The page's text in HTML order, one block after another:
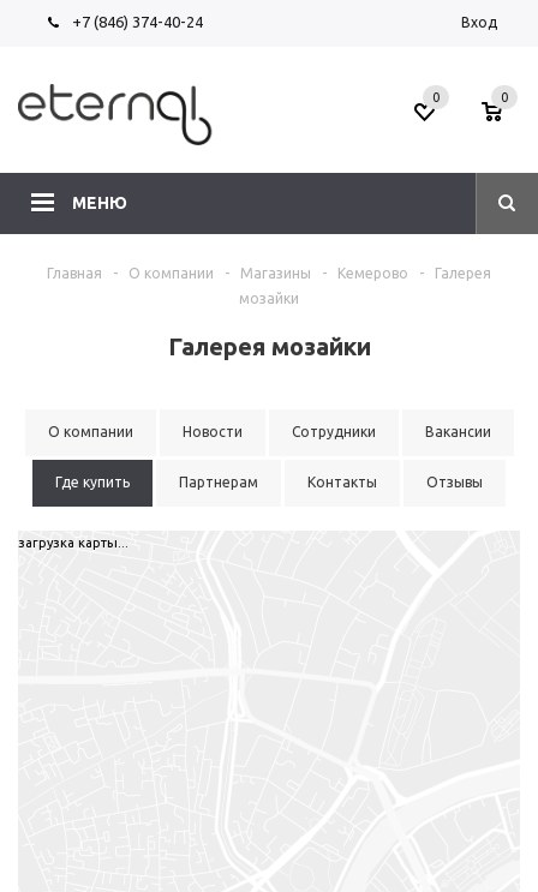
+7 (846) 374-40-24 Вход
МЕНЮ
0 0
Главная - О компании - Магазины - Кемерово -
Галерея
мозайки
Галерея мозайки
О компании Новости Сотрудники Вакансии
Где купить Партнерам Контакты Отзывы
загрузка карты...